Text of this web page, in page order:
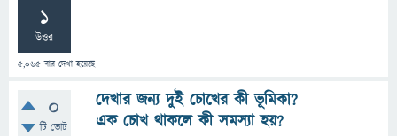
1
উত্তর
5,065 বার দেখা হয়েছে
0
টি ভোট
দেখার জন্য দুই চোখের কী ভূমিকা?
এক চোখ থাকলে কী সমস্যা হয়?